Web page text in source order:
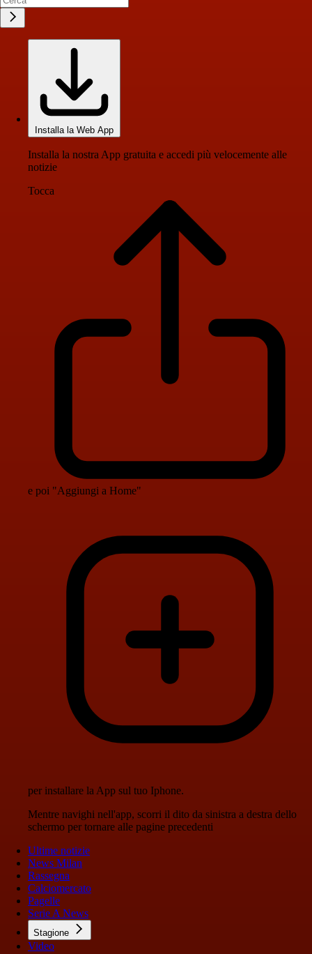
Installa la Web App
Installa la nostra App gratuita e accedi più velocemente alle
notizie
Tocca
e poi "Aggiungi a Home"
per installare la App sul tuo Iphone.
Mentre navighi nell'app, scorri il dito da sinistra a destra dello
schermo per tornare alle pagine precedenti
Ultime notizie
News Milan
Rassegna
Calciomercato
Pagelle
Serie A News
Stagione
Video